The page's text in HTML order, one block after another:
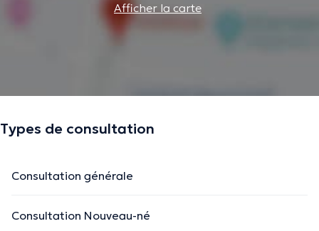
Afficher la carte
Types de consultation
Consultation générale
Consultation Nouveau-né